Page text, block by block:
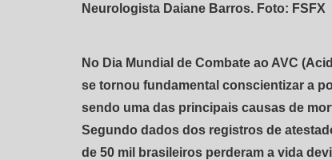
Neurologista Daiane Barros. Foto: FSFX
No Dia Mundial de Combate ao AVC
se tornou fundamental conscientizar a
sendo uma das principais causas de
Segundo dados dos registros de
de 50 mil brasileiros perderam a vida